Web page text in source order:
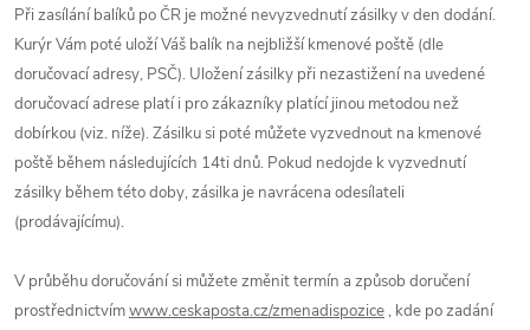
Při zasílání balíků po ČR je možné nevyzvednutí zásilky v den dodání.
Kurýr Vám poté uloží Váš balík na nejbližší kmenové poště (dle
doručovací adresy, PSČ). Uložení zásilky při nezastižení na uvedené
doručovací adrese platí i pro zákazníky platící jinou metodou než
dobírkou (viz. níže). Zásilku si poté můžete vyzvednout na kmenové
poště během následujících 14ti dnů. Pokud nedojde k vyzvednutí
zásilky během této doby, zásilka je navrácena odesílateli
(prodávajícímu).
V průběhu doručování si můžete změnit termín a způsob doručení
prostřednictvímwww.ceskaposta.cz/zmenadispozice , kde po zadání